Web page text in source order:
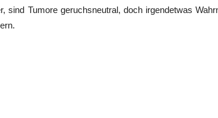
sind Tumore geruchsneutral, doch irgendetwas